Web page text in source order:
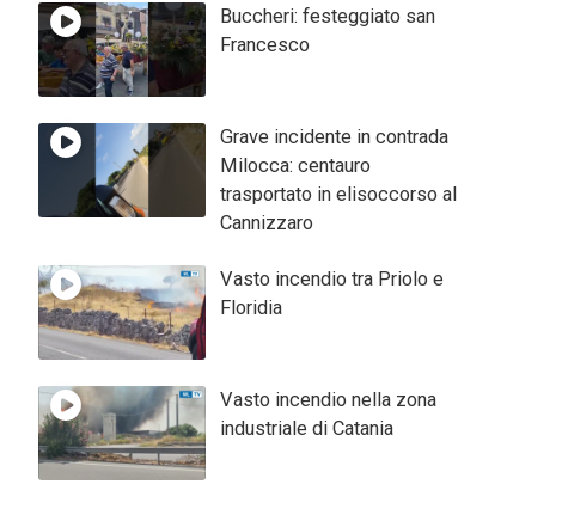
Buccheri: festeggiato san
Francesco
Grave incidente in contrada
Milocca: centauro
trasportato in elisoccorso al
Cannizzaro
Vasto incendio tra Priolo e
Floridia
Vasto incendio nella zona
industriale di Catania